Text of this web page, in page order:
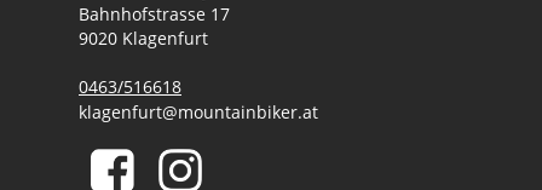
Bahnhofstrasse 17
9020 Klagenfurt
0463/516618
klagenfurt@mountainbiker.at